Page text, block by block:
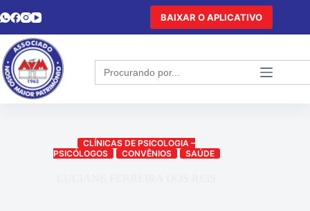
BAIXAR O APLICATIVO
Search
for:
CLÍNICAS DE PSICOLOGIA –
PSICÓLOGOS
CONVÊNIOS SAÚDE